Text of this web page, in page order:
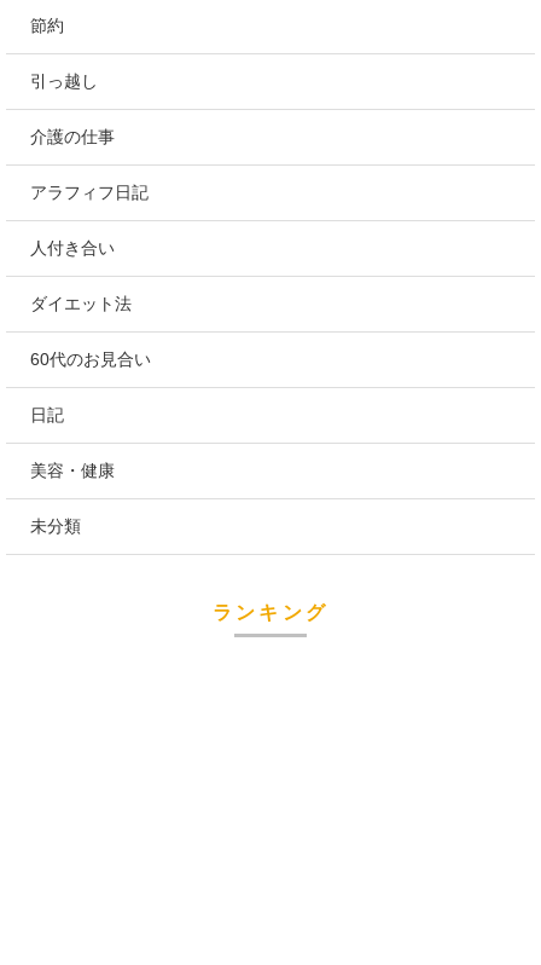
節約
引っ越し
介護の仕事
アラフィフ日記
人付き合い
ダイエット法
60代のお見合い
日記
美容・健康
未分類
ランキング